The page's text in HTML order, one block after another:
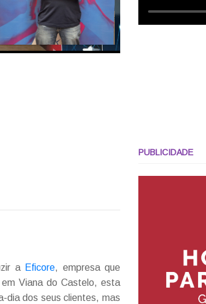
a Eficore, empresa que
Viana do Castelo, esta
dia dos seus clientes, mas
PUBLICIDADE